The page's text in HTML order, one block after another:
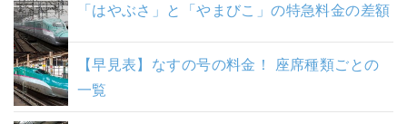
「はやぶさ」と「やまびこ」の特急料金の差額
【早見表】なすの号の料金！ 座席種類ごとの
一覧